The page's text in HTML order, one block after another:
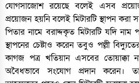
যোগসাজোশ রয়েছে বলেই এসব
প্রয়োজন হয়নি বলেই মিটারটি স্থাপন করা
পিতার নামে বরাদ্দকৃত মিটারটি যদি নাম
স্থাপনের চেষ্টাও করেন তবুও পল্লী
কাগজ পত্র খতিয়ান এসবের তোয়াক্কা
অবৈধভাবে সংযোগ প্রদান করেন।